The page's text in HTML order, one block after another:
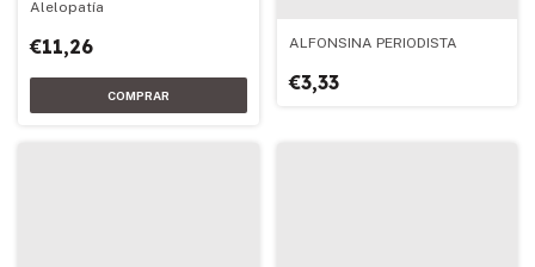
Alelopatía
€11,26 ALFONSINA PERIODISTA
€3,33